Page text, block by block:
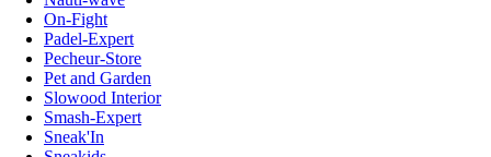
On-Fight
Padel-Expert
Pecheur-Store
Pet and Garden
Slowood Interior
Smash-Expert
Sneak'In